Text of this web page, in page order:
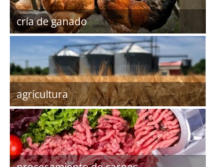
cría de ganado
agricultura